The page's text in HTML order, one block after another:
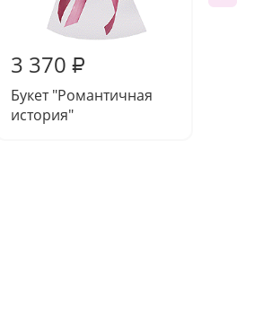
3 370 ₽
Букет "Романтичная
история"